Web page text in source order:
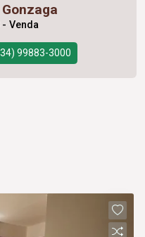
- Venda
99883-3000